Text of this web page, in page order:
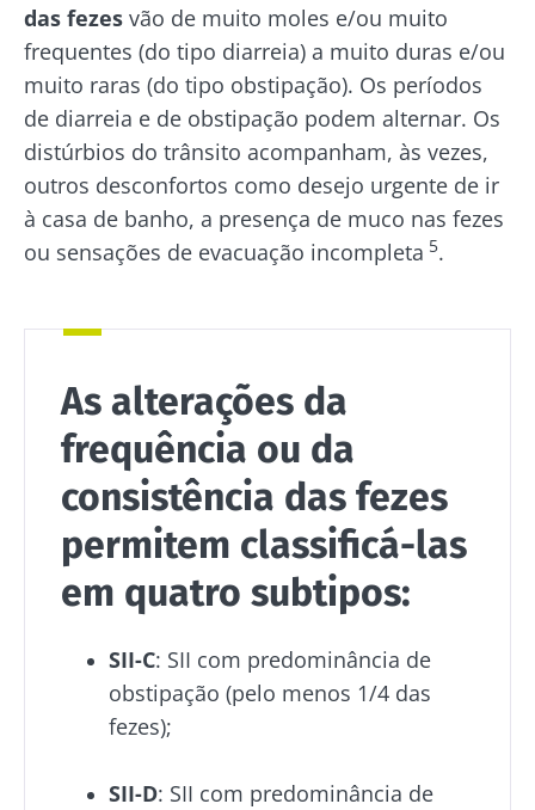
das fezes vão de muito moles e/ou muito
frequentes (do tipo diarreia) a muito duras e/ou
muito raras (do tipo obstipação). Os períodos
de diarreia e de obstipação podem alternar. Os
distúrbios do trânsito acompanham, às vezes,
outros desconfortos como desejo urgente de ir
à casa de banho, a presença de muco nas fezes
ou sensações de evacuação incompleta 5.
As alterações da
frequência ou da
consistência das fezes
permitem classificá-las
em quatro subtipos:
SII-C: SII com predominância de
obstipação (pelo menos 1/4 das
fezes);
SII-D: SII com predominância de